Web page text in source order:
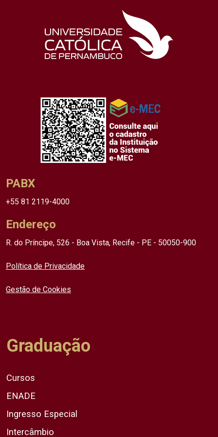
PABX
+55 81 2119-4000
Endereço
R. do Príncipe, 526 - Boa Vista, Recife - PE - 50050-900
Política de Privacidade
Gestão de Cookies
Graduação
Cursos
ENADE
Ingresso Especial
Intercâmbio